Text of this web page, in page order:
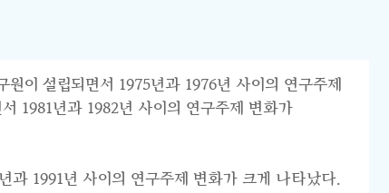
이 설립되면서 1975년과 1976년 사이의 연구주제
1981년과 1982년 사이의 연구주제 변화가
과 1991년 사이의 연구주제 변화가 크게 나타났다.